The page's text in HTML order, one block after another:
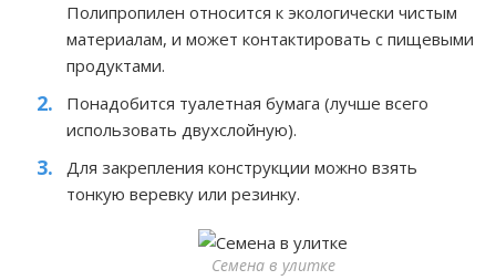
Полипропилен относится к экологически чистым
материалам, и может контактировать с пищевыми
продуктами.
Понадобится туалетная бумага (лучше всего
использовать двухслойную).
Для закрепления конструкции можно взять
тонкую веревку или резинку.
Семена в улитке